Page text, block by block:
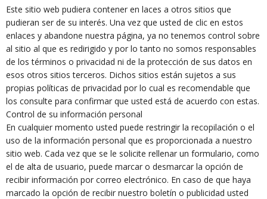
Este sitio web pudiera contener en laces a otros sitios que
pudieran ser de su interés. Una vez que usted de clic en estos
enlaces y abandone nuestra página, ya no tenemos control sobre
al sitio al que es redirigido y por lo tanto no somos responsables
de los términos o privacidad ni de la protección de sus datos en
esos otros sitios terceros. Dichos sitios están sujetos a sus
propias políticas de privacidad por lo cual es recomendable que
los consulte para confirmar que usted está de acuerdo con estas.
Control de su información personal
En cualquier momento usted puede restringir la recopilación o el
uso de la información personal que es proporcionada a nuestro
sitio web. Cada vez que se le solicite rellenar un formulario, como
el de alta de usuario, puede marcar o desmarcar la opción de
recibir información por correo electrónico. En caso de que haya
marcado la opción de recibir nuestro boletín o publicidad usted